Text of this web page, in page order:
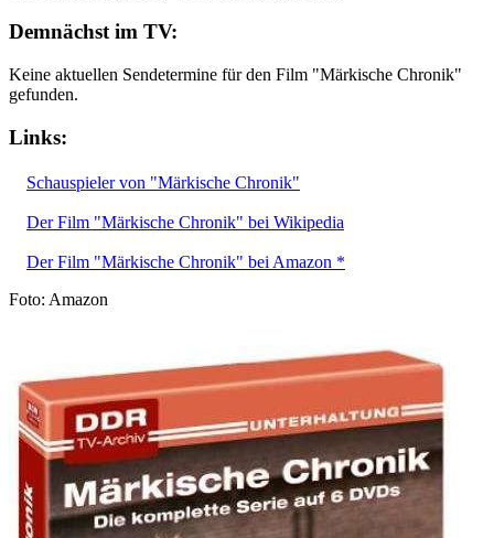
Demnächst im TV:
Keine aktuellen Sendetermine für den Film "Märkische Chronik"
gefunden.
Links:
Schauspieler von "Märkische Chronik"
Der Film "Märkische Chronik" bei Wikipedia
Der Film "Märkische Chronik" bei Amazon *
Foto: Amazon